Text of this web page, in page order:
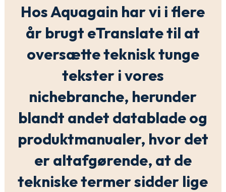
Hos Aquagain har vi i flere
år brugt eTranslate til at
oversætte teknisk tunge
tekster i vores
nichebranche, herunder
blandt andet datablade og
produktmanualer, hvor det
er altafgørende, at de
tekniske termer sidder lige